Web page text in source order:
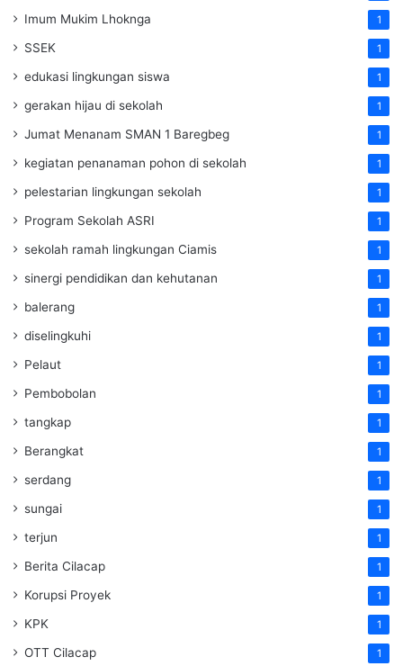
Imum Mukim Lhoknga 1
SSEK 1
edukasi lingkungan siswa 1
gerakan hijau di sekolah 1
Jumat Menanam SMAN 1 Baregbeg 1
kegiatan penanaman pohon di sekolah 1
pelestarian lingkungan sekolah 1
Program Sekolah ASRI 1
sekolah ramah lingkungan Ciamis 1
sinergi pendidikan dan kehutanan 1
balerang 1
diselingkuhi 1
Pelaut 1
Pembobolan 1
tangkap 1
Berangkat 1
serdang 1
sungai 1
terjun 1
Berita Cilacap 1
Korupsi Proyek 1
KPK 1
OTT Cilacap 1